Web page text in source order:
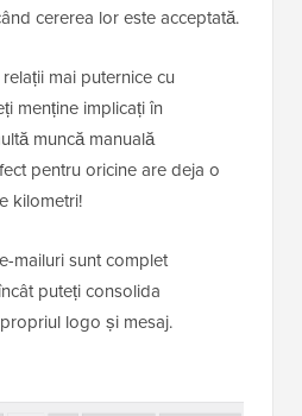
cererea lor este acceptată.
mai puternice cu
menține implicați în
muncă manuală
pentru oricine are deja o
kilometri!
mailuri sunt complet
puteți consolida
logo și mesaj.